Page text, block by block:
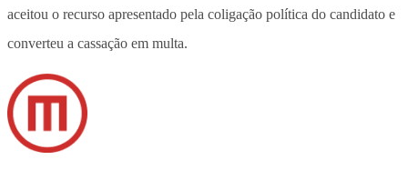
aceitou o recurso apresentado pela coligação política do candidato e
converteu a cassação em multa.